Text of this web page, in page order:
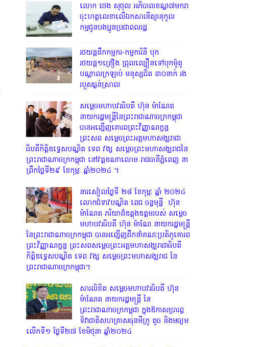
លោក ថេង សុថុល អភិបាលខណ្ឌ៧មករា
ចុះហត្ថលេខាលើឯកសារនីត្យានុកូល
កម្មជូនបងប្អូនប្រជាពលរដ្ឋ
រថយន្តដឹកកម្មករ-កម្មការិនី បុក
រថយន្ត១គ្រឿង ជ្រុលល្បឿនទៅបុកម៉ូតូ
បណ្តាលក្រឡាប់ មនុស្សជិត ៣០នាក់ រង
របួសធ្ងន់ស្រាល
សម្តេចមហាបវរធិបតី ហ៊ុន ម៉ាណែត
នាយករដ្ឋមន្ត្រីនៃព្រះរាជាណាចក្រកម្ពុជា
បានអញ្ជើញគោរពព្រះវិញ្ញាណក្ខន្ធ
ព្រះសព សម្តេចព្រះអគ្គមហាសង្ឃរាជា
ធិបតីកិត្តិឧទ្ទេសបណ្ឌិត ទេព វង្ស សម្តេចព្រះមហាសង្ឃរាជនៃ
ព្រះរាជាណាចក្រកម្ពុជា នៅវត្តឧណាលោម រាជធានីភ្នំពេញ នា
ព្រឹកថ្ងៃទី២៩ ខែកុម្ភៈ ឆ្នាំ២០២៤ ។
នារសៀលថ្ងៃទី ២៨ ខែកុម្ភៈ ឆ្នាំ ២០២៤
លោកជំទាវបណ្ឌិត ពេជ ចន្ទមុន្នី ហ៊ុន
ម៉ាណែត ភរិយាដ៏ឧត្តុងឧត្តមរបស់ សម្តេច
មហាបវរធិបតី ហ៊ុន ម៉ាណែ នាយករដ្ឋមន្រ្តី
នៃព្រះរាជាណាចក្រកម្ពុជា បានអញ្ជើញដឹកនាំគណៈប្រតិភូគោរព
ព្រះវិញ្ញាណក្ខន្ធ ព្រះសពសម្តេចព្រះអគ្គមហាសង្ឃរាជាធិបតី
កិត្តិឧទ្ទេសបណ្ឌិត ទេព វង្ស សម្តេចព្រះមហាសង្ឃរាជ នៃ
ព្រះរាជាណាចក្រកម្ពុជា។
សារលិខិត សម្តេចមហាបវរធិបតី ហ៊ុន
ម៉ាណែត នាយករដ្ឋមន្ត្រី នៃ
ព្រះរាជាណាចក្រកម្ពុជា ក្នុងឱកាសប្រារព្ធ
ទិវាជាតិសហគ្រាសធុនមីក្រូ តូច និងមធ្យម
លើកទី១ ថ្ងៃទី២៧ ខែមិថុនា ឆ្នាំ២០២៤